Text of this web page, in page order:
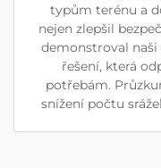
typům terénu a
nejen zlepšil
demonstroval
řešení, která
potřebám.
snížení počtu